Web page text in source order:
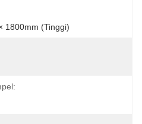
1800mm (Tinggi)